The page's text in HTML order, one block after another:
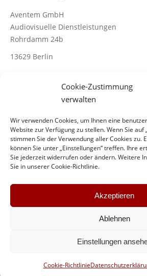
Cookie-Zustimmung
verwalten
Wir verwenden Cookies, um Ihnen eine
Website zur Verfügung zu stellen. Wenn Sie auf
stimmen Sie der Verwendung aller Cookies zu.
können Sie unter „Einstellungen“ treffen. Ihre
Sie jederzeit widerrufen oder ändern. Weitere
Sie in unserer Cookie-Richtlinie.
Akzeptieren
Ablehnen
Einstellungen
Cookie-Richtlinie
Aventem GmbH
Audiovisuelle Dienstleistungen
Rohrdamm 24b
13629 Berlin
Telefon: +49 30 367005-70
Find us on:
2026 ©Aventem GmbH - Audiovisuelle